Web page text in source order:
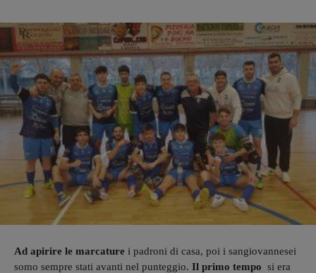
Ad apirire le marcature i padroni di casa, poi i sangiovannesei
somo sempre stati avanti nel punteggio. Il primo tempo si era